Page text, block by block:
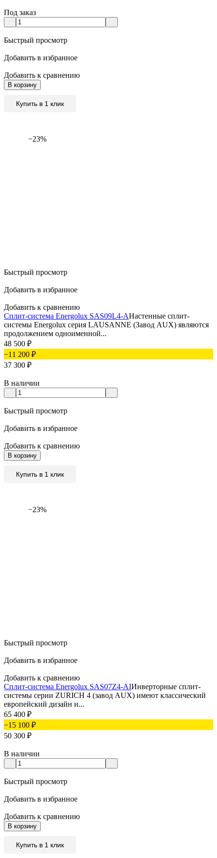
Под заказ
Быстрый просмотр
Добавить в избранное
Добавить к сравнению
В корзину
Купить в 1 клик
−23%
Быстрый просмотр
Добавить в избранное
Добавить к сравнению
Сплит-система Energolux SAS09L4-AНастенные сплит-
системы Energolux серия LAUSANNE (Завод AUX) являются
продолжением одноименной...
48 500 ₽
−11 200 ₽
37 300 ₽
В наличии
Быстрый просмотр
Добавить в избранное
Добавить к сравнению
В корзину
Купить в 1 клик
−23%
Быстрый просмотр
Добавить в избранное
Добавить к сравнению
Сплит-система Energolux SAS07Z4-AIИнверторные сплит-
системы серии ZURICH 4 (завод AUX) имеют классический
европейский дизайн и...
65 400 ₽
−15 100 ₽
50 300 ₽
В наличии
Быстрый просмотр
Добавить в избранное
Добавить к сравнению
В корзину
Купить в 1 клик